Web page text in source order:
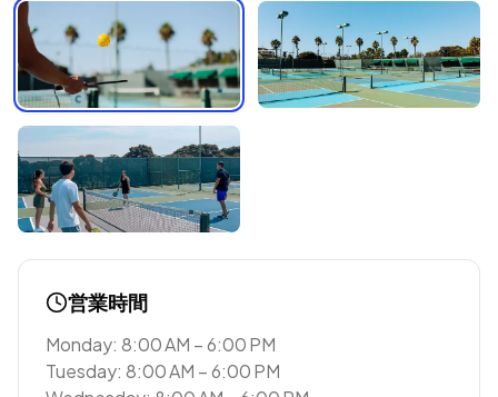
営業時間
Monday: 8:00 AM – 6:00 PM
Tuesday: 8:00 AM – 6:00 PM